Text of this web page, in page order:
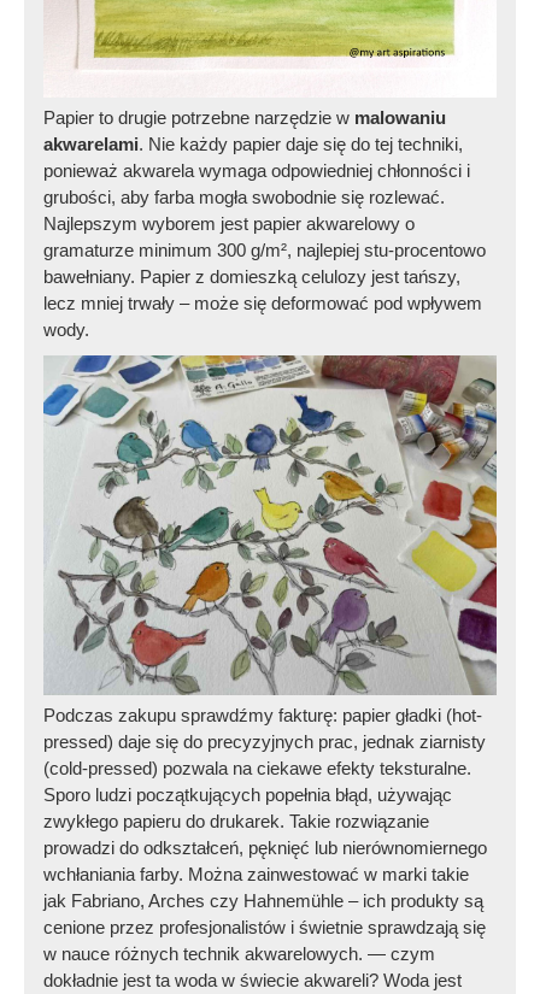
Papier to drugie potrzebne narzędzie w malowaniu
akwarelami. Nie każdy papier daje się do tej techniki,
ponieważ akwarela wymaga odpowiedniej chłonności i
grubości, aby farba mogła swobodnie się rozlewać.
Najlepszym wyborem jest papier akwarelowy o
gramaturze minimum 300 g/m², najlepiej stu-procentowo
bawełniany. Papier z domieszką celulozy jest tańszy,
lecz mniej trwały – może się deformować pod wpływem
wody.
Podczas zakupu sprawdźmy fakturę: papier gładki (hot-
pressed) daje się do precyzyjnych prac, jednak ziarnisty
(cold-pressed) pozwala na ciekawe efekty teksturalne.
Sporo ludzi początkujących popełnia błąd, używając
zwykłego papieru do drukarek. Takie rozwiązanie
prowadzi do odkształceń, pęknięć lub nierównomiernego
wchłaniania farby. Można zainwestować w marki takie
jak Fabriano, Arches czy Hahnemühle – ich produkty są
cenione przez profesjonalistów i świetnie sprawdzają się
w nauce różnych technik akwarelowych. — czym
dokładnie jest ta woda w świecie akwareli? Woda jest